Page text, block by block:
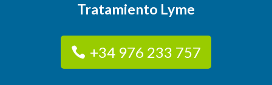
Tratamiento Lyme
+34 976 233 757